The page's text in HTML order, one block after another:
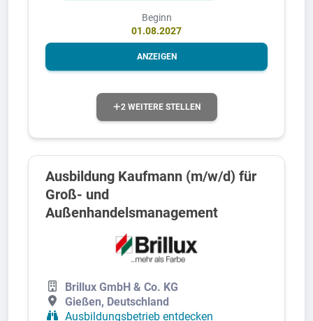
Beginn
01.08.2027
ANZEIGEN
2 WEITERE STELLEN
Ausbildung Kaufmann (m/w/d) für
Groß- und
Außenhandelsmanagement
Brillux GmbH & Co. KG
Gießen, Deutschland
Ausbildungsbetrieb entdecken